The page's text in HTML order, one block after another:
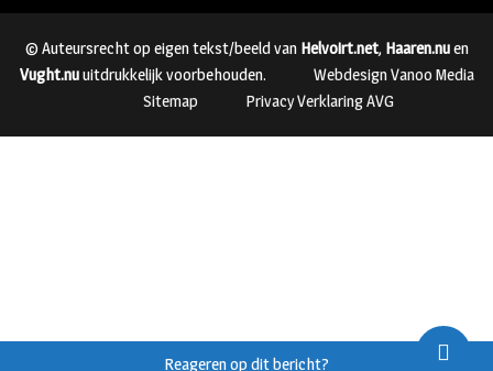
Reageren op dit bericht?
© Auteursrecht op eigen tekst/beeld van Helvoirt.net, Haaren.nuen
Vught.nuuitdrukkelijk voorbehouden.
Webdesign Vanoo Media
Sitemap
Privacy Verklaring AVG